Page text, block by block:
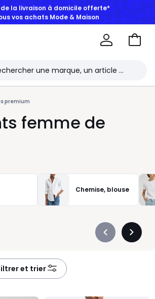
| Jusqu'à -50% dès 2 articles*
Aller
premium
femme de
Chemise, blouse
Précédent
et trier